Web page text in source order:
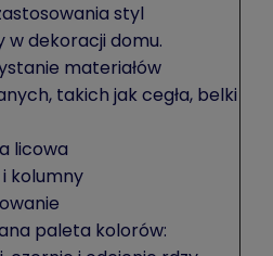
styl
w dekoracji domu.
materiałów
takich jak cegła, belki
licowa
i kolumny
paleta kolorów: